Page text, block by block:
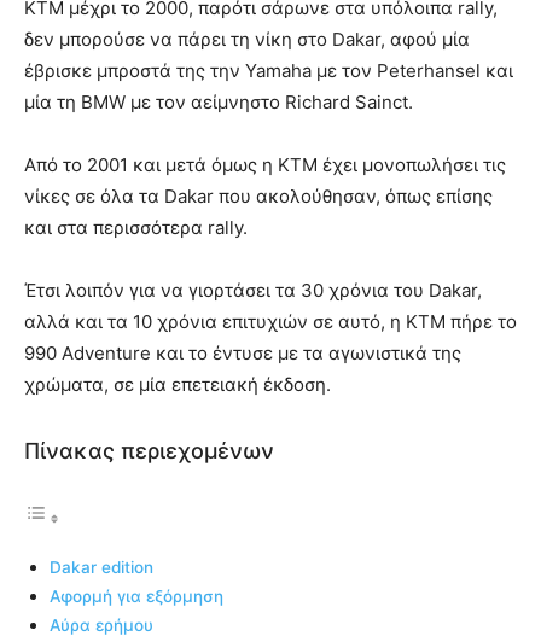
KTM μέχρι το 2000, παρότι σάρωνε στα υπόλοιπα rally,
δεν μπορούσε να πάρει τη νίκη στο Dakar, αφού μία
έβρισκε μπροστά της την Yamaha με τον Peterhansel και
μία τη BMW με τον αείμνηστο Richard Sainct.
Από το 2001 και μετά όμως η KTM έχει μονοπωλήσει τις
νίκες σε όλα τα Dakar που ακολούθησαν, όπως επίσης
και στα περισσότερα rally.
Έτσι λοιπόν για να γιορτάσει τα 30 χρόνια του Dakar,
αλλά και τα 10 χρόνια επιτυχιών σε αυτό, η KTM πήρε το
990 Adventure και το έντυσε με τα αγωνιστικά της
χρώματα, σε μία επετειακή έκδοση.
Πίνακας περιεχομένων
Dakar edition
Αφορμή για εξόρμηση
Αύρα ερήμου